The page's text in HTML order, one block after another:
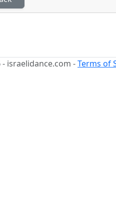
- israelidance.com -Terms of